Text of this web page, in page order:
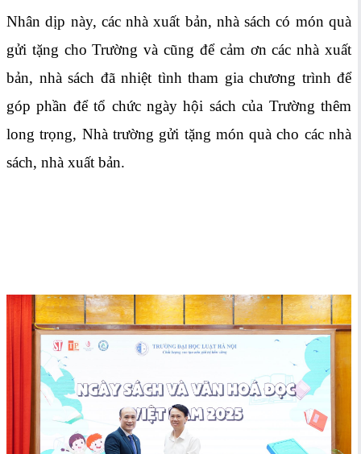
Nhân dịp này, các nhà xuất bản, nhà sách có món quà
gửi tặng cho Trường và cũng để cảm ơn các nhà xuất
bản, nhà sách đã nhiệt tình tham gia chương trình để
góp phần để tổ chức ngày hội sách của Trường thêm
long trọng, Nhà trường gửi tặng món quà cho các nhà
sách, nhà xuất bản.